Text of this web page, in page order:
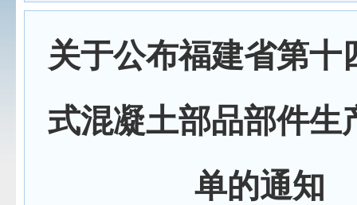
关于公布福建省第十
式混凝土部品部件生
单的通知